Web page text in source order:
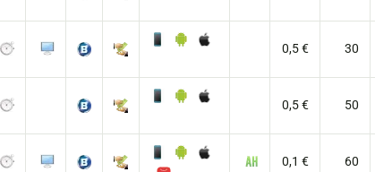
0,5 € 30
0,5 € 50
0,1 € 60